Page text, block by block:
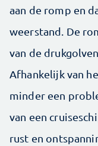
aan de romp en
weerstand. De
van de
Afhankelijk van
minder een
van een
rust en